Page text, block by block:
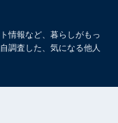
情報など、暮らしがもっ
調査した、気になる他人